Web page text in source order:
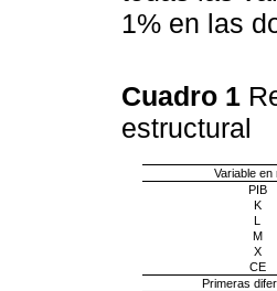
1% en las
Cuadro 1
estructural
Variable en
PIB
K
L
M
X
CE
Primeras